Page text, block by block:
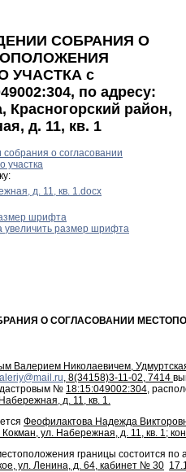
СОБРАНИЯ О
УЧАСТКА с
по адресу:
Красногорский район,
д. 11, кв. 1
о согласовании
участка
д. 11, кв. 1.docx
шрифта
увеличить размер шрифта
О СОГЛАСОВАНИИ
Валерием Николаевичем,
, 8(34158)3-11-02, 7414
№ 18:15:049002:304,
д. 11, кв. 1.
Феофилактова Надежда
Кокман, ул. Набережная, д. 11, кв. 1;
границы состоится по
ул. Ленина, д. 64, кабинет № 30